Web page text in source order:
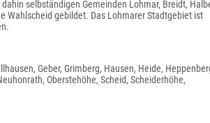
selbständigen Gemeinden Lohmar, Breidt,
Wahlscheid gebildet. Das Lohmarer Stadtgebiet ist
Geber, Grimberg, Hausen, Heide,
Oberstehöhe, Scheid, Scheiderhöhe,